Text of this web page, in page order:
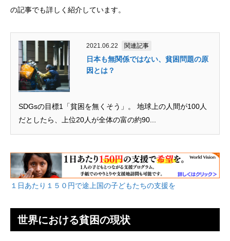
の記事でも詳しく紹介しています。
2021.06.22 関連記事
日本も無関係ではない、貧困問題の原
因とは？
SDGsの目標1「貧困を無くそう」。 地球上の人間が100人
だとしたら、上位20人が全体の富の約90...
１日あたり１５０円で途上国の子どもたちの支援を
世界における貧困の現状